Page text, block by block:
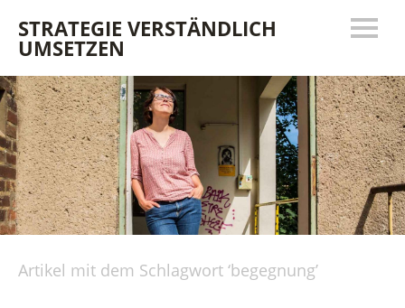
STRATEGIE VERSTÄNDLICH
UMSETZEN
Artikel mit dem Schlagwort ‘begegnung’